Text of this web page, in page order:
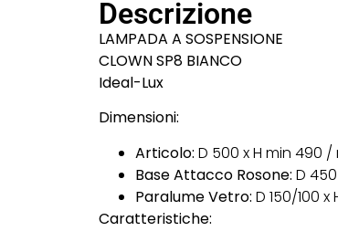
Descrizione
LAMPADA A SOSPENSIONE
CLOWN SP8 BIANCO
Ideal-Lux
Dimensioni:
Articolo: D 500 x H min 490 /
Base Attacco Rosone: D
Paralume Vetro: D 150/100 x
Caratteristiche: